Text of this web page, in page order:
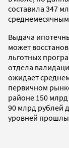
составила 347
Выдача
может
льготных
отдела
ожидает
первичном
районе 150
90 млрд рублей
уровней